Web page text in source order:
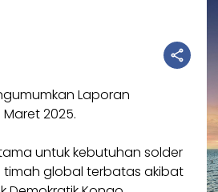
Laporan
2025.
untuk kebutuhan solder
timah global terbatas akibat